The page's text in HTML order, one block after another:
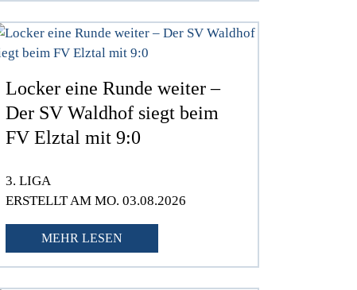
Locker eine Runde weiter –
Der SV Waldhof siegt beim
FV Elztal mit 9:0
3. LIGA
ERSTELLT AM MO. 03.08.2026
MEHR LESEN